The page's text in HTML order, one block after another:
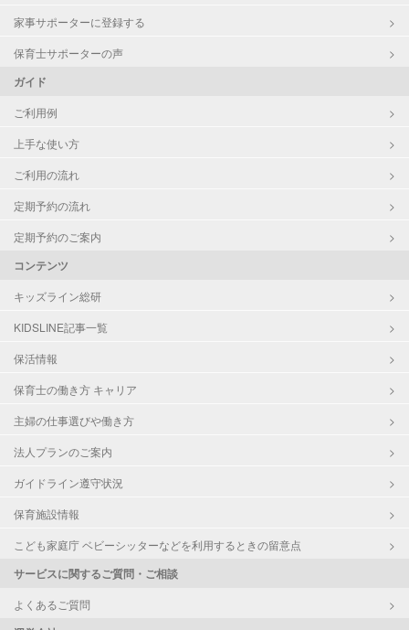
家事サポーターに登録する
保育士サポーターの声
ガイド
ご利用例
上手な使い方
ご利用の流れ
定期予約の流れ
定期予約のご案内
コンテンツ
キッズライン総研
KIDSLINE記事一覧
保活情報
保育士の働き方 キャリア
主婦の仕事選びや働き方
法人プランのご案内
ガイドライン遵守状況
保育施設情報
こども家庭庁 ベビーシッターなどを利用するときの留意点
サービスに関するご質問・ご相談
よくあるご質問